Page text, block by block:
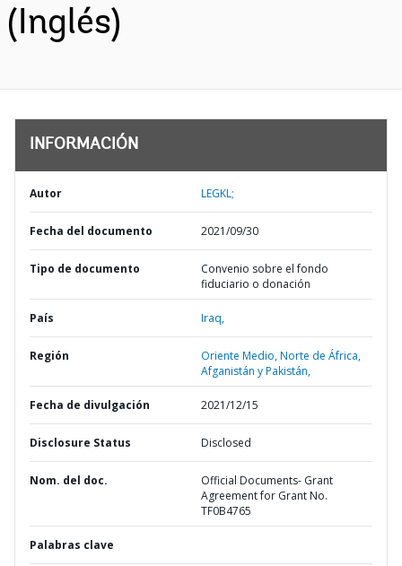
(Inglés)
INFORMACIÓN
Autor LEGKL;
Fecha del documento 2021/09/30
Tipo de documento
Convenio sobre el fondo
fiduciario o donación
País Iraq,
Región
Oriente Medio, Norte de África,
Afganistán y Pakistán,
Fecha de divulgación 2021/12/15
Disclosure Status Disclosed
Nom. del doc.
Official Documents- Grant
Agreement for Grant No.
TF0B4765
Palabras clave